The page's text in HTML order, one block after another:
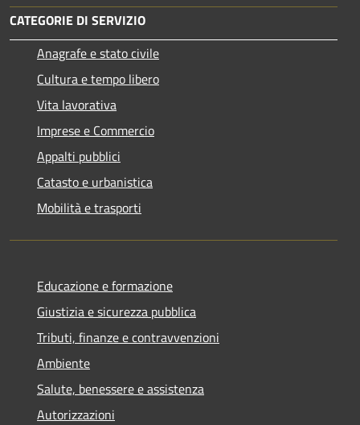
CATEGORIE DI SERVIZIO
Anagrafe e stato civile
Cultura e tempo libero
Vita lavorativa
Imprese e Commercio
Appalti pubblici
Catasto e urbanistica
Mobilità e trasporti
Educazione e formazione
Giustizia e sicurezza pubblica
Tributi, finanze e contravvenzioni
Ambiente
Salute, benessere e assistenza
Autorizzazioni